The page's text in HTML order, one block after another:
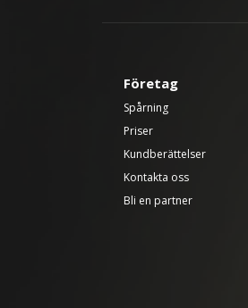
Företag
Spårning
Priser
Kundberättelser
Kontakta oss
Bli en partner